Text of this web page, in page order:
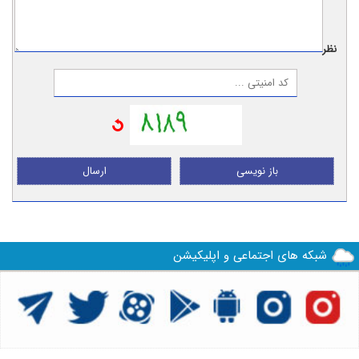
نظر:
ارسال باز نویسی
شبکه های اجتماعی و اپلیکیشن